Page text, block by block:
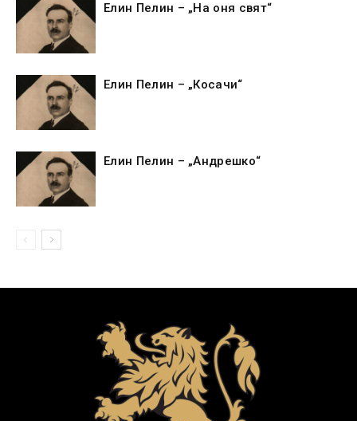
Елин Пелин – „На оня свят“
Елин Пелин – „Косачи“
Елин Пелин – „Андрешко“